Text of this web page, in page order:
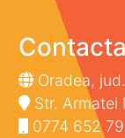
Oradea,
Str. Armatei
0774 652